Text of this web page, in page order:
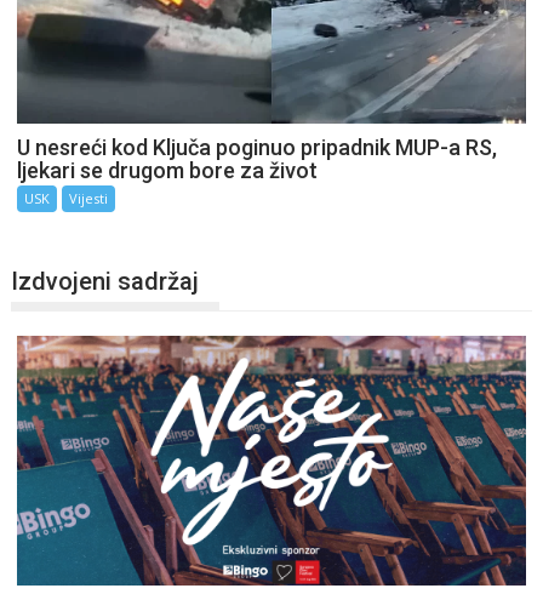
U nesreći kod Ključa poginuo pripadnik MUP-a RS,
ljekari se drugom bore za život
USK Vijesti
Izdvojeni sadržaj